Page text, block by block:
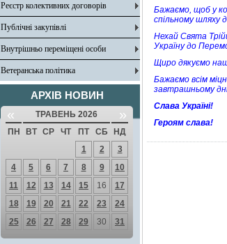
Реєстр колективних договорів
Публічні закупівлі
Внутрішньо переміщені особи
Ветеранська політика
АРХІВ НОВИН
« ТРАВЕНЬ 2026 »
ПН ВТ СР ЧТ ПТ СБ
НД
1
2
3
4
5 6 7 8 9
10
11
12 13 14 15 16
17
18
19 20 21 22 23
24
25
26 27 28 29 30 31
Бажаємо, щоб у
спільному шляху
Нехай Свята
Україну до
Щиро дякуємо
Бажаємо всім
завтрашньому
Слава Україні!
Героям слава!